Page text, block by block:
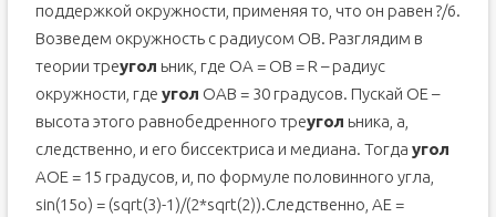
поддержкой окружности, применяя то, что он равен ?/6.
Возведем окружность с радиусом OB. Разглядим в
теории треугол ьник, где OA = OB = R – радиус
окружности, где угол OAB = 30 градусов. Пускай OE –
высота этого равнобедренного треугол ьника, а,
следственно, и его биссектриса и медиана. Тогда угол
AOE = 15 градусов, и, по формуле половинного угла,
sin(15o) = (sqrt(3)-1)/(2*sqrt(2)).Следственно, AE =